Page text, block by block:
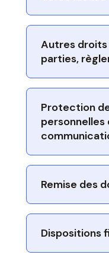
Autres
parties,
Protection
personnelles
Remise des
Dispositions